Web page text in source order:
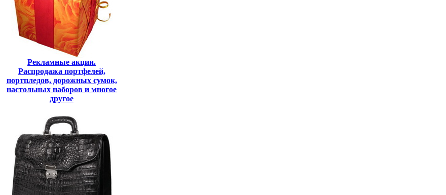
Рекламные акции.
Распродажа портфелей,
портпледов, дорожных сумок,
настольных наборов и многое
другое